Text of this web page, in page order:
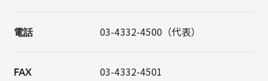
電話 03-4332-4500（代表）
FAX 03-4332-4501